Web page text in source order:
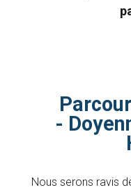
-
Nous serons ravis